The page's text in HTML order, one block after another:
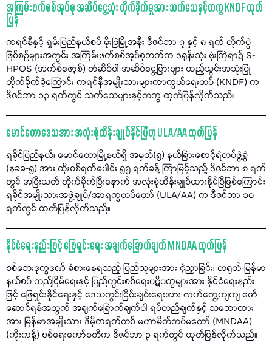
အကြမ်းဖက်စစ်အုပ်စု အဆိပ်ငွေ့သုံး တိုက်ခိုက်မှုအား သက်သေနှင့်တကွ KNDF ထုတ်
ပြန်
ကရင်နီနှင့် ရှမ်းပြည်နယ်စပ် မိုးဗြဲမြို့အနီး ဒီဇင်ဘာ ၇ နှင့် ၈ ရက် တိုက်ပွဲ
ဖြစ်စဉ်များအတွင်း အကြမ်းဖက်စစ်အုပ်စုဘက်က ဒရုန်းသုံး ဗုံးကြဲရာ၌ S-
HPOS (အက်စ်ဖော့စ်) တံဆိပ်ပါ အဆိပ်ငွေ့ပြားများ ထည့်သွင်းအသုံးပြု
တိုက်ခိုက်ခဲ့ကြောင်း ကရင်နီအမျိုးသားများကာကွယ်ရေးတပ် (KNDF) က
ဒီဇင်ဘာ ၁၃ ရက်တွင် သက်သေများနှင့်တကွ ထုတ်ပြန်လိုက်သည်။
မောင်တောဒေသအား အလုံးစုံထိန်းချုပ်နိုင်ပြီဟု ULA/AA ထုတ်ပြန်
ရခိုင်ပြည်နယ်၊ မောင်တောမြို့နယ်ရှိ အမှတ်(၅) နယ်ခြားစောင့်ရဲတပ်ဖွဲ့ခွဲ
(နခခ-၅) အား ထိုးစစ်ရက်ပေါင်း ၅၅ ရက်ခန့် ကြာမြင့်သည့် ဒီဇင်ဘာ ၈ ရက်
တွင် အပြီးသတ် တိုက်ခိုက်ပြီးနောက် အလုံးစုံထိန်းချုပ်ထားနိုင်ပြီဖြစ်ကြောင်း
ရခိုင်အမျိုးသားအဖွဲ့ချုပ်/အာရက္ခတပ်တော် (ULA/AA) က ဒီဇင်ဘာ ၁၀
ရက်တွင် ထုတ်ပြန်လိုက်သည်။
နိုင်ငံရေးနည်းဖြင့် ဖြေရှင်းရေး အချက်ခြောက်ချက် MNDAA ထုတ်ပြန်
စစ်ဘေးဒုက္ခဒဏ် ခံစားနေရသည့် ပြည်သူများအား ငဲ့ညှာခြင်း၊ တရုတ်-မြန်မာ
နယ်စပ် တည်ငြိမ်ရေးနှင့် ပြည်တွင်းစစ်ရေးပဋိပက္ခများအား နိုင်ငံရေးနည်း
ဖြင့် ဖြေရှင်းနိုင်ရေးနှင့် ဒေသတွင်းငြိမ်းချမ်းရေးအား လက်တွေ့ကျကျ ဖော်
ဆောင်ရန်အတွက် အချက်ခြောက်ချက်ပါ ရပ်တည်ချက်နှင့် သဘောထား
အား မြန်မာအမျိုးသား ဒီမိုကရက်တစ် မဟာမိတ်တပ်မတော် (MNDAA)
(ကိုးကန့်) စစ်ရေးကော်မတီက ဒီဇင်ဘာ ၃ ရက်တွင် ထုတ်ပြန်လိုက်သည်။